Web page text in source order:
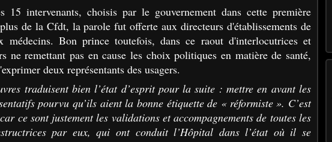
15 intervenants, choisis par le gouvernement dans cette première
de la Cfdt, la parole fut offerte aux directeurs d'établissements de
médecins. Bon prince toutefois, dans ce raout d'interlocutrices et
ne remettant pas en cause les choix politiques en matière de santé,
deux représentants des usagers.
traduisent bien l’état d’esprit pour la suite : mettre en avant les
pourvu qu’ils aient la bonne étiquette de « réformiste ». C’est
ce sont justement les validations et accompagnements de toutes les
par eux, qui ont conduit l’Hôpital dans l’état où il se